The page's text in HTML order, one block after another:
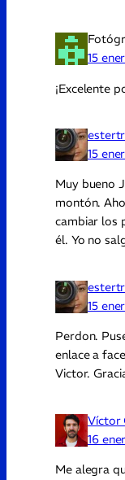
15
¡Excelente
15
Muy bueno
montón.
cambiar los
él. Yo no
15
Perdon.
enlace a
Victor.
Víctor
16
Me alegra